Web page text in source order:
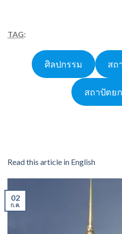
TAG:
ศิลปกรรม สถ
สถาปัตย
Read this article in English
02
ก.ค.